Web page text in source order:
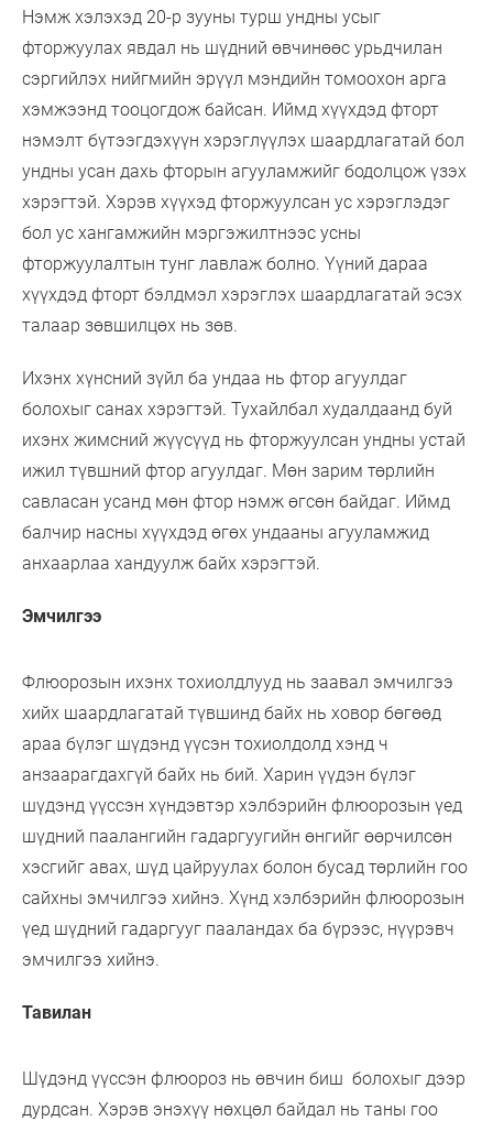
Нэмж хэлэхэд 20-р зууны турш ундны усыг
фторжуулах явдал нь шүдний өвчинөөс урьдчилан
сэргийлэх нийгмийн эрүүл мэндийн томоохон арга
хэмжээнд тооцогдож байсан. Иймд хүүхдэд фторт
нэмэлт бүтээгдэхүүн хэрэглүүлэх шаардлагатай бол
ундны усан дахь фторын агууламжийг бодолцож үзэх
хэрэгтэй. Хэрэв хүүхэд фторжуулсан ус хэрэглэдэг
бол ус хангамжийн мэргэжилтнээс усны
фторжуулалтын тунг лавлаж болно. Үүний дараа
хүүхдэд фторт бэлдмэл хэрэглэх шаардлагатай эсэх
талаар зөвшилцөх нь зөв.
Ихэнх хүнсний зүйл ба ундаа нь фтор агуулдаг
болохыг санах хэрэгтэй. Тухайлбал худалдаанд буй
ихэнх жимсний жүүсүүд нь фторжуулсан ундны устай
ижил түвшний фтор агуулдаг. Мөн зарим төрлийн
савласан усанд мөн фтор нэмж өгсөн байдаг. Иймд
балчир насны хүүхдэд өгөх ундааны агууламжид
анхаарлаа хандуулж байх хэрэгтэй.
Эмчилгээ
Флюорозын ихэнх тохиолдлууд нь заавал эмчилгээ
хийх шаардлагатай түвшинд байх нь ховор бөгөөд
араа бүлэг шүдэнд үүсэн тохиолдолд хэнд ч
анзаарагдахгүй байх нь бий. Харин үүдэн бүлэг
шүдэнд үүссэн хүндэвтэр хэлбэрийн флюорозын үед
шүдний паалангийн гадаргуугийн өнгийг өөрчилсөн
хэсгийг авах, шүд цайруулах болон бусад төрлийн гоо
сайхны эмчилгээ хийнэ. Хүнд хэлбэрийн флюорозын
үед шүдний гадаргууг пааландах ба бүрээс, нүүрэвч
эмчилгээ хийнэ.
Тавилан
Шүдэнд үүссэн флюороз нь өвчин биш болохыг дээр
дурдсан. Хэрэв энэхүү нөхцөл байдал нь таны гоо